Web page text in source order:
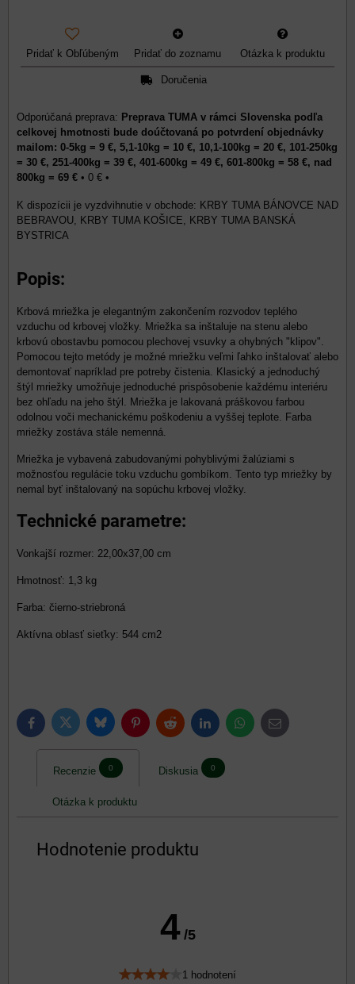
Pridať k Obľúbeným Pridať do zoznamu Otázka k produktu
Doručenia
Preprava TUMA v rámci Slovenska podľa
celkovej hmotnosti bude doúčtovaná po potvrdení objednávky
mailom: 0-5kg = 9 €, 5,1-10kg = 10 €, 10,1-100kg = 20 €, 101-250kg
= 30 €, 251-400kg = 39 €, 401-600kg = 49 €, 601-800kg = 58 €, nad
800kg = 69 € • 0 € •
KRBY TUMA BÁNOVCE NAD
BEBRAVOU, KRBY TUMA KOŠICE, KRBY TUMA BANSKÁ
BYSTRICA
Popis:
Krbová mriežka je elegantným zakončením rozvodov teplého
vzduchu od krbovej vložky. Mriežka sa inštaluje na stenu alebo
krbovú obostavbu pomocou plechovej vsuvky a ohybných "klipov".
Pomocou tejto metódy je možné mriežku veľmi ľahko inštalovať alebo
demontovať napríklad pre potreby čistenia. Klasický a jednoduchý
štýl mriežky umožňuje jednoduché prispôsobenie každému interiéru
bez ohľadu na jeho štýl. Mriežka je lakovaná práškovou farbou
odolnou voči mechanickému poškodeniu a vyššej teplote. Farba
mriežky zostáva stále nemenná.
Mriežka je vybavená zabudovanými pohyblivými žalúziami s
možnosťou regulácie toku vzduchu gombíkom. Tento typ mriežky by
nemal byť inštalovaný na sopúchu krbovej vložky.
Technické parametre:
Vonkajší rozmer: 22,00x37,00 cm
Hmotnosť: 1,3 kg
Farba: čierno-striebroná
Aktívna oblasť sieťky: 544 cm2
FacebookTwitter BlueskyPinterestReddit LinkedInWhatsApp
E-
mail
Recenzie 0 Diskusia 0
Otázka k produktu
Hodnotenie produktu
4 /5
1 hodnotení